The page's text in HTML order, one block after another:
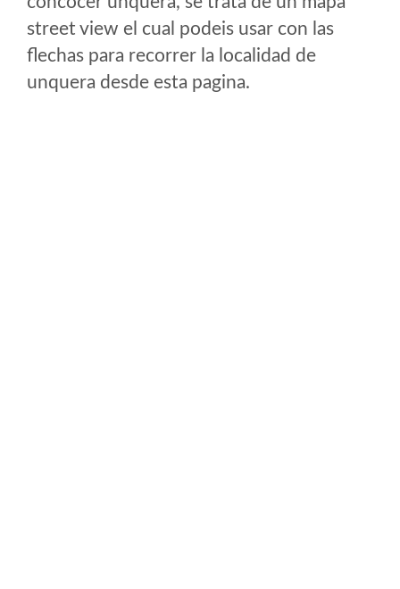
street view el cual podeis usar con las
flechas para recorrer la localidad de
unquera desde esta pagina.